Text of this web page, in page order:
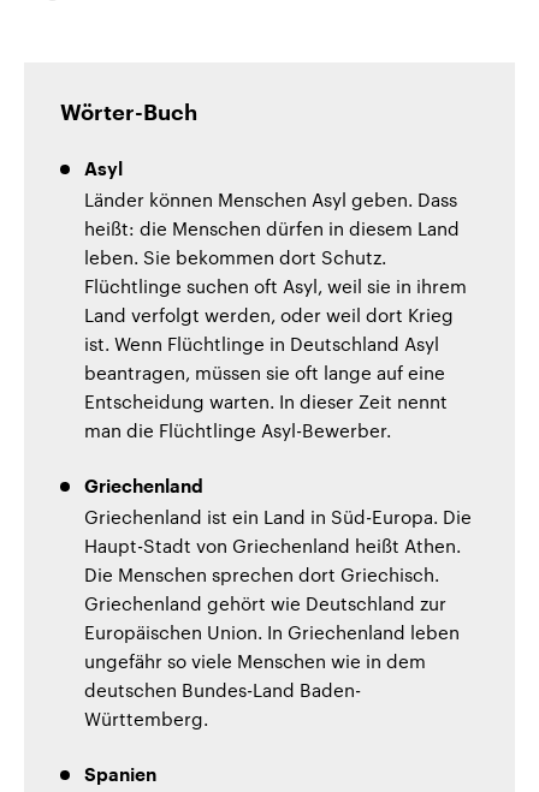
Wörter-Buch
Asyl
Länder können Menschen Asyl geben. Dass
heißt: die Menschen dürfen in diesem Land
leben. Sie bekommen dort Schutz.
Flüchtlinge suchen oft Asyl, weil sie in ihrem
Land verfolgt werden, oder weil dort Krieg
ist. Wenn Flüchtlinge in Deutschland Asyl
beantragen, müssen sie oft lange auf eine
Entscheidung warten. In dieser Zeit nennt
man die Flüchtlinge Asyl-Bewerber.
Griechenland
Griechenland ist ein Land in Süd-Europa. Die
Haupt-Stadt von Griechenland heißt Athen.
Die Menschen sprechen dort Griechisch.
Griechenland gehört wie Deutschland zur
Europäischen Union. In Griechenland leben
ungefähr so viele Menschen wie in dem
deutschen Bundes-Land Baden-
Württemberg.
Spanien